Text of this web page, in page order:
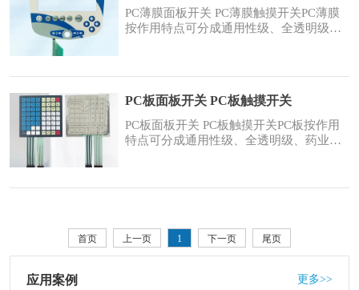
化为大量的实际型号。下面介绍一下PC板
在电子电器及实
PC薄膜面板开关 PC薄膜触摸开关PC薄膜
按作用特点可分成通用性级、全透明级、
无机化合物添充、磁屏蔽材料、防静电
脂溶体指数值或混配改性材料防腐剂成份
不一样，细分化为大量的实际型号。下面
介绍一下PC薄膜在
PC板面板开关 PC板触摸开关
PC板面板开关 PC板触摸开关PC板按作用
特点可分成通用性级、全透明级、药业食
合物添充、磁屏蔽材料、防静电等，及其
细分化为大量的实际型号。下面介绍一下
PC板在电子电器
首页 上一页 1 下一页 尾页
应用案例 更多>>